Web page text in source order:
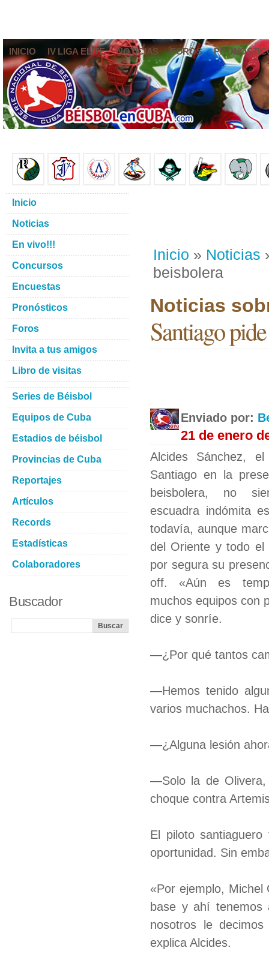
INICIO IV LIGA ELITE NOTICIAS FOROS
Inicio » Noticias
beisbolera
Noticias
Santiago
Enviado por:
21 de enero
Alcides Sánchez,
Santiago en la
beisbolera, no
escuadra indómita
todavía, aunque
del Oriente y todo el
por segura su
off. «Aún es
muchos equipos con
dice y sonríe.
—¿Por qué tantos
—Hemos tenido
varios muchachos.
—¿Alguna lesión
—Solo la de Olivera,
choque contra
El piloto
oportunidad. Sin
«Por ejemplo,
base y ahí
nosotros le
explica Alcides.
Inicio
Noticias
En vivo!!!
Concursos
Encuestas
Pronósticos
Foros
Invita a tus amigos
Libro de visitas
Series de Béisbol
Equipos de Cuba
Estadios de béisbol
Provincias de Cuba
Reportajes
Artículos
Records
Estadísticas
Colaboradores
Buscador